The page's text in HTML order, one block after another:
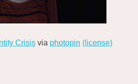
Crisisvia photopin (license)